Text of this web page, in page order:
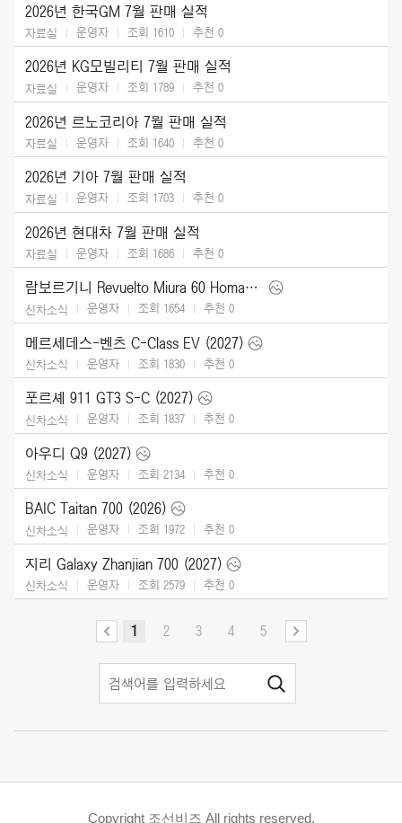
2026년 한국GM 7월 판매 실적
자료실 운영자 조회 1610 추천 0
2026년 KG모빌리티 7월 판매 실적
자료실 운영자 조회 1789 추천 0
2026년 르노코리아 7월 판매 실적
자료실 운영자 조회 1640 추천 0
2026년 기아 7월 판매 실적
자료실 운영자 조회 1703 추천 0
2026년 현대차 7월 판매 실적
자료실 운영자 조회 1686 추천 0
람보르기니 Revuelto Miura 60 Homage (2026)
신차소식 운영자 조회 1654 추천 0
메르세데스-벤츠 C-Class EV (2027)
신차소식 운영자 조회 1830 추천 0
포르셰 911 GT3 S-C (2027)
신차소식 운영자 조회 1837 추천 0
아우디 Q9 (2027)
신차소식 운영자 조회 2134 추천 0
BAIC Taitan 700 (2026)
신차소식 운영자 조회 1972 추천 0
지리 Galaxy Zhanjian 700 (2027)
신차소식 운영자 조회 2579 추천 0
1 2 3 4 5
Copyright 조선비즈 All rights reserved.